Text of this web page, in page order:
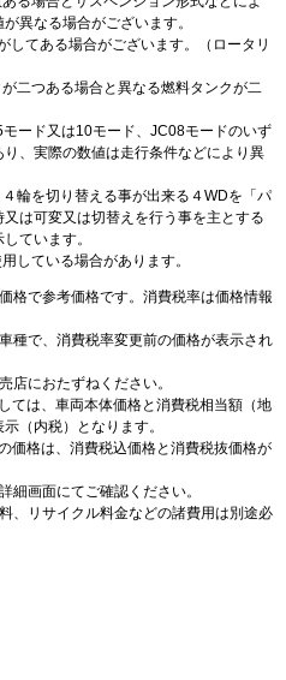
異なる場合がございます。
してある場合がございます。（ロータリ
二つある場合と異なる燃料タンクが二
ード又は10モード、JC08モードのいず
、実際の数値は走行条件などにより異
輪を切り替える事が出来る４WDを「パ
は可変又は切替えを行う事を主とする
ています。
している場合があります。
格で参考価格です。消費税率は価格情報
種で、消費税率変更前の価格が表示され
店におたずねください。
ては、車両本体価格と消費税相当額（地
（内税）となります。
価格は、消費税込価格と消費税抜価格が
細画面にてご確認ください。
、リサイクル料金などの諸費用は別途必